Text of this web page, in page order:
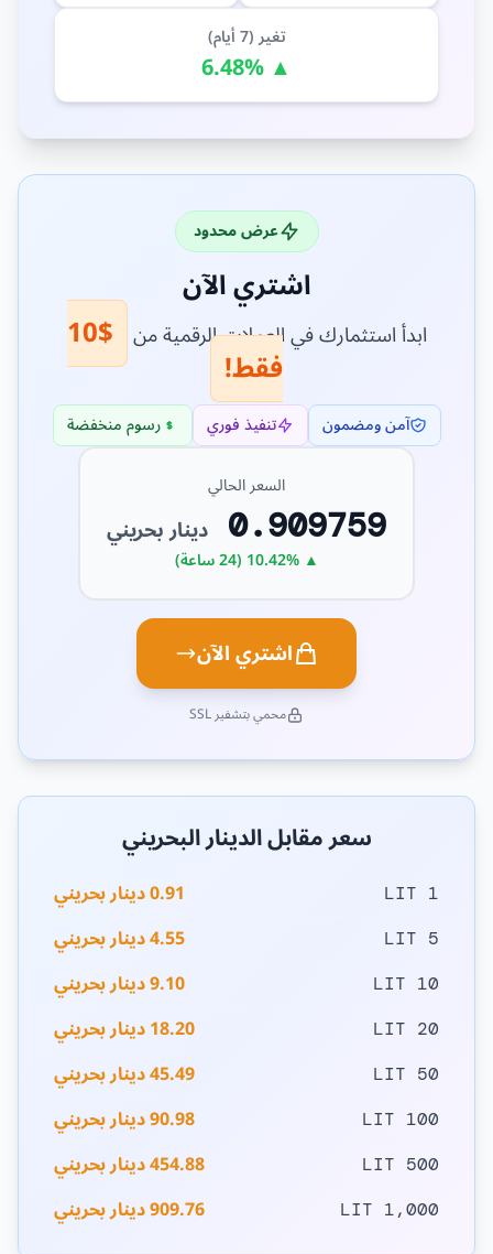
تغير (7 أيام)
▲ 6.48%
عرض محدود
اشتري الآن
ابدأ استثمارك في العملات الرقمية من $10
فقط!
آمن ومضمون تنفيذ فوري
رسوم منخفضة
السعر الحالي
0.909759 دينار بحريني
▲ 10.42% (24 ساعة)
اشتري الآن
محمي بتشفير SSL
سعر مقابل الدينار البحريني
1 LIT 0.91 دينار بحريني
5 LIT 4.55 دينار بحريني
10 LIT 9.10 دينار بحريني
20 LIT 18.20 دينار بحريني
50 LIT 45.49 دينار بحريني
100 LIT 90.98 دينار بحريني
500 LIT 454.88 دينار بحريني
1,000 LIT 909.76 دينار بحريني